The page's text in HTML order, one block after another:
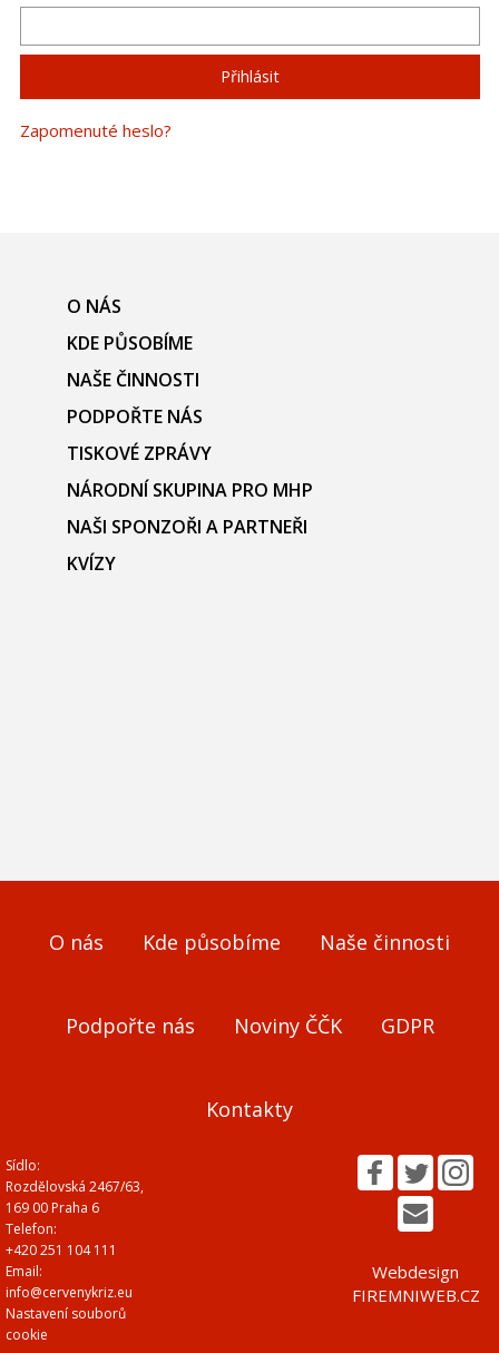
Zapomenuté heslo?
O NÁS
KDE PŮSOBÍME
NAŠE ČINNOSTI
PODPOŘTE NÁS
TISKOVÉ ZPRÁVY
NÁRODNÍ SKUPINA PRO MHP
NAŠI SPONZOŘI A PARTNEŘI
KVÍZY
O nás Kde působíme Naše činnosti
Podpořte nás Noviny ČČK GDPR
Kontakty
Sídlo:
Rozdělovská 2467/63,
169 00 Praha 6
Telefon:
+420 251 104 111
Email:
info@cervenykriz.eu
Nastavení souborů
cookie
Webdesign
FIREMNIWEB.CZ